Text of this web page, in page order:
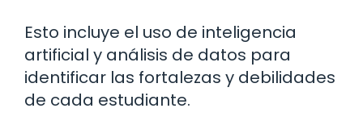
Esto incluye el uso de inteligencia
artificial y análisis de datos para
identificar las fortalezas y debilidades
de cada estudiante.